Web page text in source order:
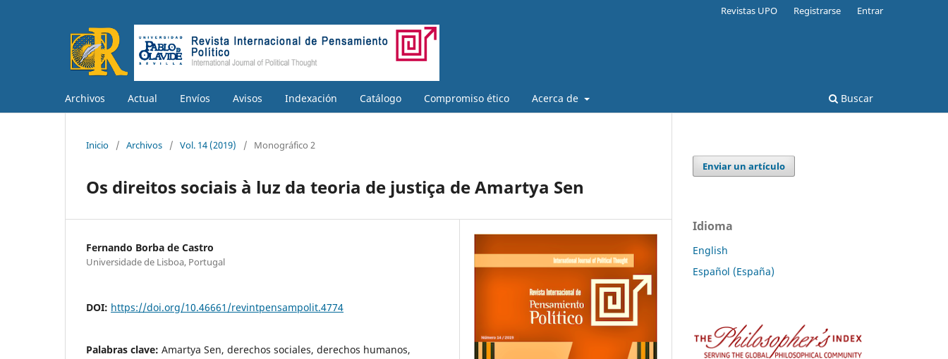
Archivos Actual Envíos Avisos Indexación Catálogo Compromiso ético Acerca de Buscar
Revistas UPO Registrarse Entrar
Inicio / Archivos / Vol. 14 (2019) / Monográfico 2
Os direitos sociais à luz da teoria de justiça de Amartya Sen
Fernando Borba de Castro
Universidade de Lisboa, Portugal
DOI: https://doi.org/10.46661/revintpensampolit.4774
Palabras clave: Amartya Sen, derechos sociales, derechos humanos,
Enviar un artículo
Idioma
English
Español (España)